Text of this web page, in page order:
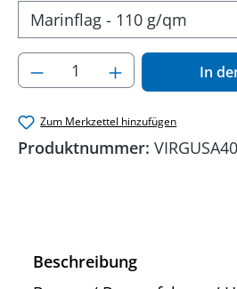
Produkt Anzahl: GibIn
Zum Merkzettel hinzufügen
Produktnummer:
Beschreibung